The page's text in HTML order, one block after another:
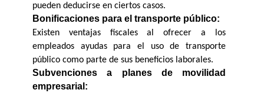
pueden deducirse en ciertos casos.
Bonificaciones para el transporte público:
Existen ventajas fiscales al ofrecer a los
empleados ayudas para el uso de transporte
público como parte de sus beneficios laborales.
Subvenciones a planes de movilidad
empresarial: